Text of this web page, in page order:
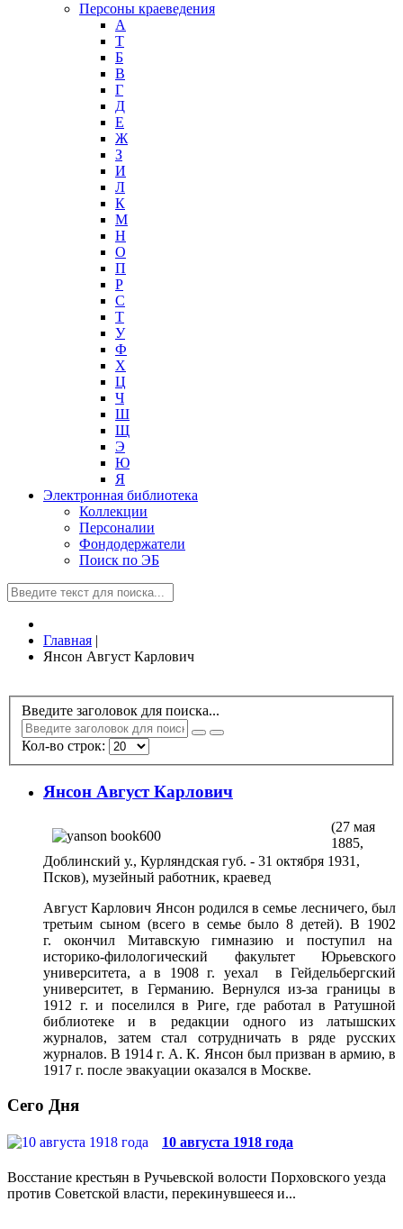
Персоны краеведения
А
T
Б
В
Г
Д
Е
Ж
З
И
Л
К
М
Н
О
П
Р
С
Т
У
Ф
Х
Ц
Ч
Ш
Щ
Э
Ю
Я
Электронная библиотека
Коллекции
Персоналии
Фондодержатели
Поиск по ЭБ
Главная |
Янсон Август Карлович
Введите заголовок для поиска...
Кол-во строк:
Янсон Август Карлович
(27 мая
1885,
Доблинский у., Курляндская губ. - 31 октября 1931,
Псков), музейный работник, краевед
Август Карлович Янсон родился в семье лесничего, был
третьим сыном (всего в семье было 8 детей). В 1902
г. окончил Митавскую гимназию и поступил на
историко-филологический факультет Юрьевского
университета, а в 1908 г. уехал в Гейдельбергский
университет, в Германию. Вернулся из-за границы в
1912 г. и поселился в Риге, где работал в Ратушной
библиотеке и в редакции одного из латышских
журналов, затем стал сотрудничать в ряде русских
журналов. В 1914 г. А. К. Янсон был призван в армию, в
1917 г. после эвакуации оказался в Москве.
Сего Дня
10 августа 1918 года
Восстание крестьян в Ручьевской волости Порховского уезда
против Советской власти, перекинувшееся и...